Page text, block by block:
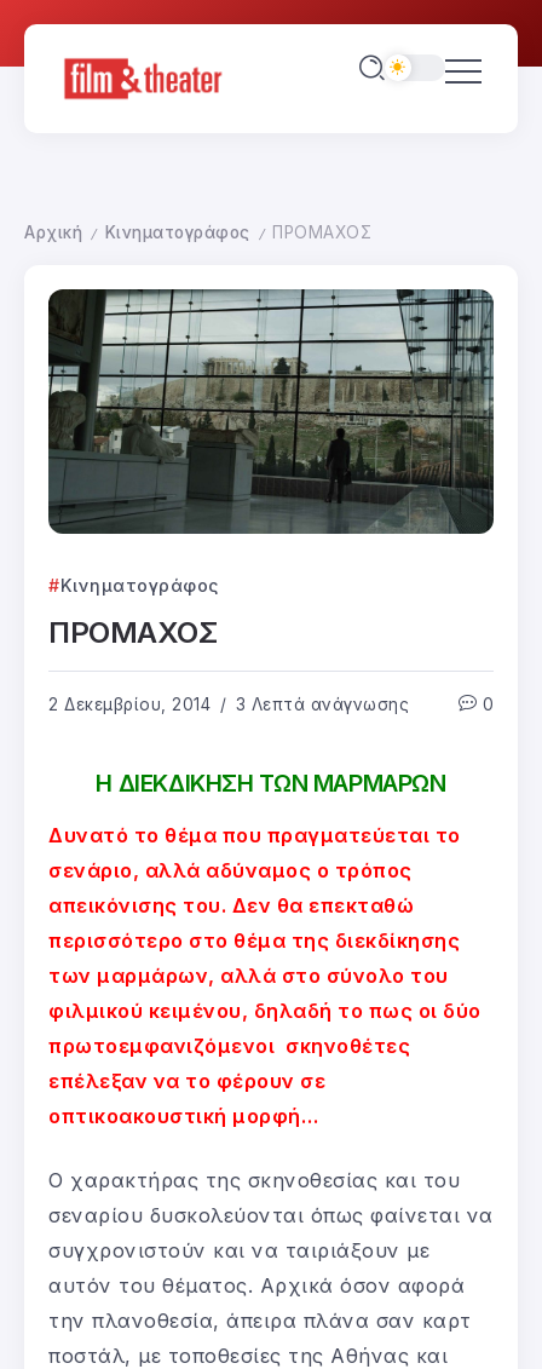
Αρχική / Κινηματογράφος / ΠΡΟΜΑΧΟΣ
Κινηματογράφος
ΠΡΟΜΑΧΟΣ
2 Δεκεμβρίου, 2014 3 Λεπτά ανάγνωσης 0
Η ΔΙΕΚΔΙΚΗΣΗ ΤΩΝ ΜΑΡΜΑΡΩΝ
Δυνατό το θέμα που πραγματεύεται το
σενάριο, αλλά αδύναμος ο τρόπος
απεικόνισης του. Δεν θα επεκταθώ
περισσότερο στο θέμα της διεκδίκησης
των μαρμάρων, αλλά στο σύνολο του
φιλμικού κειμένου, δηλαδή το πως οι δύο
πρωτοεμφανιζόμενοι σκηνοθέτες
επέλεξαν να το φέρουν σε
οπτικοακουστική μορφή…
Ο χαρακτήρας της σκηνοθεσίας και του
σεναρίου δυσκολεύονται όπως φαίνεται να
συγχρονιστούν και να ταιριάξουν με
αυτόν του θέματος. Αρχικά όσον αφορά
την πλανοθεσία, άπειρα πλάνα σαν καρτ
ποστάλ, με τοποθεσίες της Αθήνας και